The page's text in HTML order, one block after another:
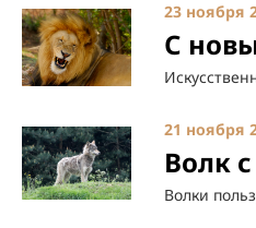
23 ноября
С
21 ноября
Волк
Волки